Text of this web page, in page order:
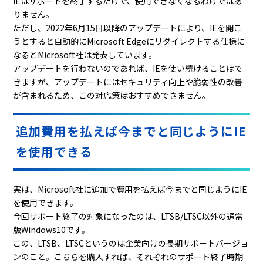
りません。
ただし、 2022年6月15日以降のアップデートにより、 IEを開こ
うとすると自動的にMicrosoft Edgeにリダイレクトする仕様に
なるとMicrosoft社は発表しています。
アップデートを行わないのであれば、 IEを使い続けることはで
きますが、アップデートにはセキュリティ向上や脆弱性の改善
が含まれるため、この対応策はおすすめできません。
追加費用を払えば今までと同じようにIE
を使用できる
実は、 Microsoft社に追加で費用を払えば今までと同じようにIE
を使用できます。
今回サポート終了の対象になったのは、 LTSB/LTSC以外の通常
版Windows10です。
この、 LTSB、 LTSCというのは企業向けの長期サポートバージョ
ンのこと。こちらを購入すれば、それぞれのサポート終了時期